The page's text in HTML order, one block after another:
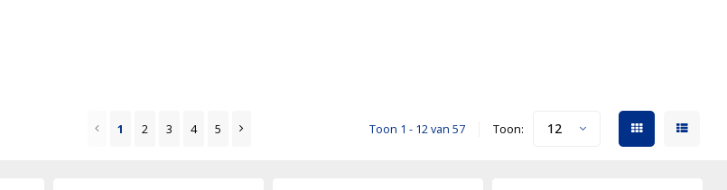
1 2 3 4 5 Toon 1 - 12 van 57 Toon: 12